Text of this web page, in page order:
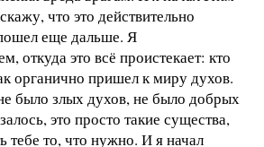
что это действительно
еще дальше. Я
откуда это всё проистекает: кто
органично пришел к миру духов.
было злых духов, не было добрых
это просто такие существа,
тебе то, что нужно. И я начал